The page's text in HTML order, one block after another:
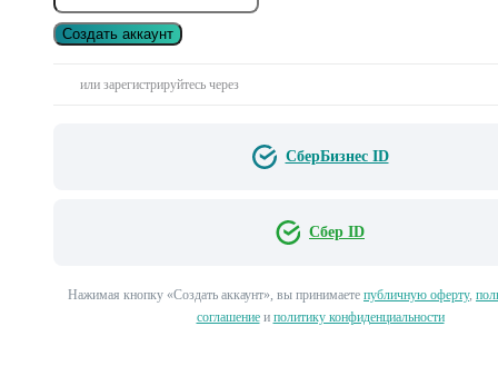
Создать аккаунт
или зарегистрируйтесь через
СберБизнес ID
Сбер ID
Нажимая кнопку «Создать аккаунт», вы принимаете публичную оферту,
соглашениеи политику конфиденциальности